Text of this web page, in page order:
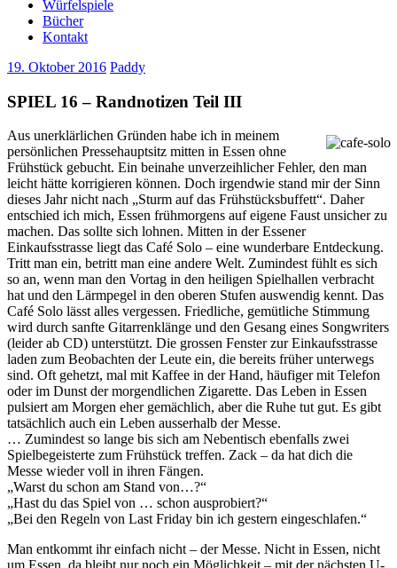
Würfelspiele
Bücher
Kontakt
19. Oktober 2016 Paddy
SPIEL 16 – Randnotizen Teil III
Aus unerklärlichen Gründen habe ich in meinem
persönlichen Pressehauptsitz mitten in Essen ohne
Frühstück gebucht. Ein beinahe unverzeihlicher Fehler, den man
leicht hätte korrigieren können. Doch irgendwie stand mir der Sinn
dieses Jahr nicht nach „Sturm auf das Frühstücksbuffett“. Daher
entschied ich mich, Essen frühmorgens auf eigene Faust unsicher zu
machen. Das sollte sich lohnen. Mitten in der Essener
Einkaufsstrasse liegt das Café Solo – eine wunderbare Entdeckung.
Tritt man ein, betritt man eine andere Welt. Zumindest fühlt es sich
so an, wenn man den Vortag in den heiligen Spielhallen verbracht
hat und den Lärmpegel in den oberen Stufen auswendig kennt. Das
Café Solo lässt alles vergessen. Friedliche, gemütliche Stimmung
wird durch sanfte Gitarrenklänge und den Gesang eines Songwriters
(leider ab CD) unterstützt. Die grossen Fenster zur Einkaufsstrasse
laden zum Beobachten der Leute ein, die bereits früher unterwegs
sind. Oft gehetzt, mal mit Kaffee in der Hand, häufiger mit Telefon
oder im Dunst der morgendlichen Zigarette. Das Leben in Essen
pulsiert am Morgen eher gemächlich, aber die Ruhe tut gut. Es gibt
tatsächlich auch ein Leben ausserhalb der Messe.
… Zumindest so lange bis sich am Nebentisch ebenfalls zwei
Spielbegeisterte zum Frühstück treffen. Zack – da hat dich die
Messe wieder voll in ihren Fängen.
„Warst du schon am Stand von…?“
„Hast du das Spiel von … schon ausprobiert?“
„Bei den Regeln von Last Friday bin ich gestern eingeschlafen.“
Man entkommt ihr einfach nicht – der Messe. Nicht in Essen, nicht